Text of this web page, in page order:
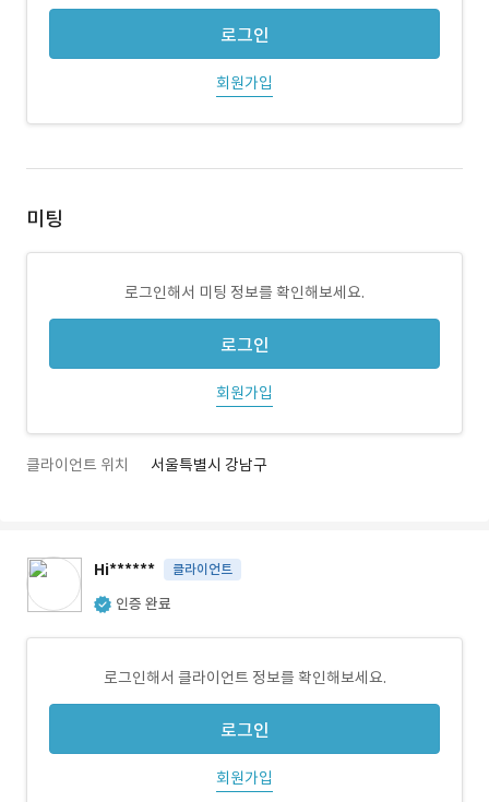
로그인
회원가입
미팅
로그인해서 미팅 정보를 확인해보세요.
로그인
회원가입
클라이언트 위치 서울특별시 강남구
Hi****** 클라이언트
인증 완료
로그인해서 클라이언트 정보를 확인해보세요.
로그인
회원가입